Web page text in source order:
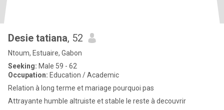
Desie tatiana, 52
Ntoum, Estuaire, Gabon
Seeking: Male 59 - 62
Occupation: Education / Academic
Relation à long terme et mariage pourquoi pas
Attrayante humble altruiste et stable le reste à decouvrir